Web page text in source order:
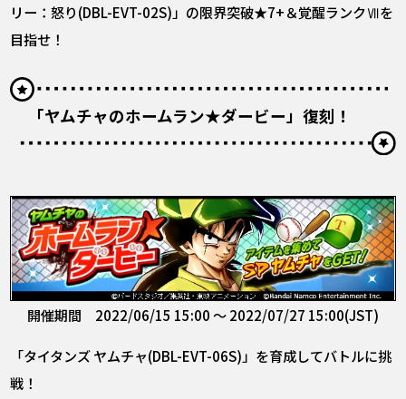
リー：怒り(DBL-EVT-02S)」の限界突破★7+＆覚醒ランクⅦを
目指せ！
「ヤムチャのホームラン★ダービー」復刻！
開催期間 2022/06/15 15:00 ～ 2022/07/27 15:00(JST)
「タイタンズ ヤムチャ(DBL-EVT-06S)」を育成してバトルに挑
戦！